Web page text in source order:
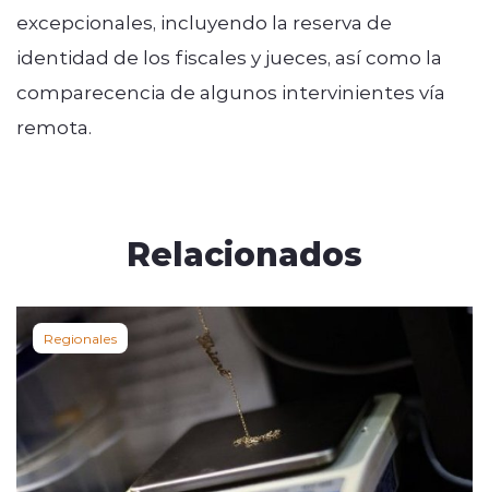
excepcionales, incluyendo la reserva de
identidad de los fiscales y jueces, así como la
comparecencia de algunos intervinientes vía
remota.
Relacionados
Regionales